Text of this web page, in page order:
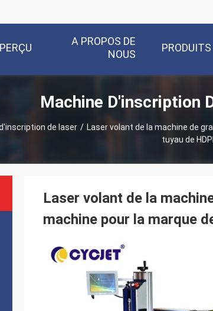
A PROPOS DE
NOUS
PRODUITS
Machine D'inscription
de laser / Laser volant de la machine de
tuyau de
Laser volant de la
machine pour la marque